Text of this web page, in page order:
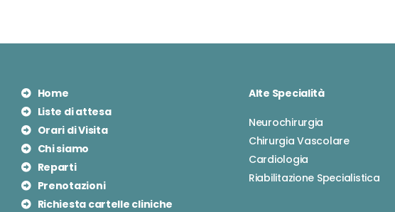
Home
Liste di attesa
Orari di Visita
Chi siamo
Reparti
Prenotazioni
Richiesta cartelle cliniche
Alte Specialità
Neurochirurgia
Chirurgia Vascolare
Cardiologia
Riabilitazione Specialistica